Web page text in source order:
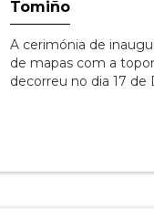
Tomiño
A cerimónia de
de mapas com a
decorreu no dia 17